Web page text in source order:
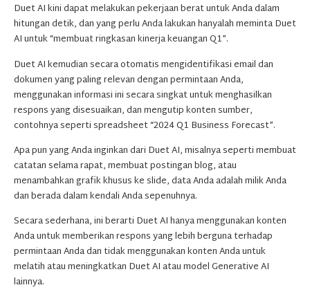
Duet AI kini dapat melakukan pekerjaan berat untuk Anda dalam
hitungan detik, dan yang perlu Anda lakukan hanyalah meminta Duet
AI untuk “membuat ringkasan kinerja keuangan Q1”.
Duet AI kemudian secara otomatis mengidentifikasi email dan
dokumen yang paling relevan dengan permintaan Anda,
menggunakan informasi ini secara singkat untuk menghasilkan
respons yang disesuaikan, dan mengutip konten sumber,
contohnya seperti spreadsheet “2024 Q1 Business Forecast”.
Apa pun yang Anda inginkan dari Duet AI, misalnya seperti membuat
catatan selama rapat, membuat postingan blog, atau
menambahkan grafik khusus ke slide, data Anda adalah milik Anda
dan berada dalam kendali Anda sepenuhnya.
Secara sederhana, ini berarti Duet AI hanya menggunakan konten
Anda untuk memberikan respons yang lebih berguna terhadap
permintaan Anda dan tidak menggunakan konten Anda untuk
melatih atau meningkatkan Duet AI atau model Generative AI
lainnya.